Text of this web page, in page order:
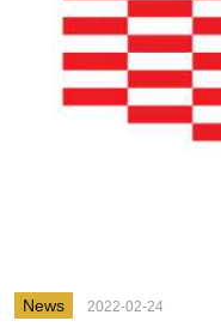
News 2022-02-24